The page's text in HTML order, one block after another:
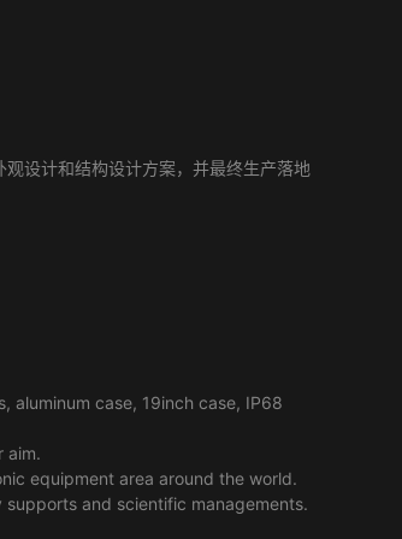
设计和结构设计方案，并最终生产落地
aluminum case, 19inch case, IP68
aim.
equipment area around the world.
and scientific managements.